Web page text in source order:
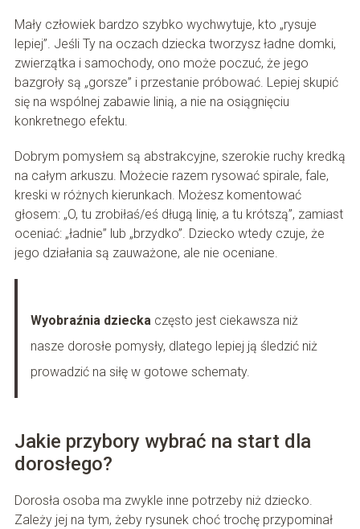
Mały człowiek bardzo szybko wychwytuje, kto „rysuje
lepiej”. Jeśli Ty na oczach dziecka tworzysz ładne domki,
zwierzątka i samochody, ono może poczuć, że jego
bazgroły są „gorsze” i przestanie próbować. Lepiej skupić
się na wspólnej zabawie linią, a nie na osiągnięciu
konkretnego efektu.
Dobrym pomysłem są abstrakcyjne, szerokie ruchy kredką
na całym arkuszu. Możecie razem rysować spirale, fale,
kreski w różnych kierunkach. Możesz komentować
głosem: „O, tu zrobiłaś/eś długą linię, a tu krótszą”, zamiast
oceniać: „ładnie” lub „brzydko”. Dziecko wtedy czuje, że
jego działania są zauważone, ale nie oceniane.
Wyobraźnia dzieckaczęsto jest ciekawsza niż
nasze dorosłe pomysły, dlatego lepiej ją śledzić niż
prowadzić na siłę w gotowe schematy.
Jakie przybory wybrać na start dla
dorosłego?
Dorosła osoba ma zwykle inne potrzeby niż dziecko.
Zależy jej na tym, żeby rysunek choć trochę przypominał